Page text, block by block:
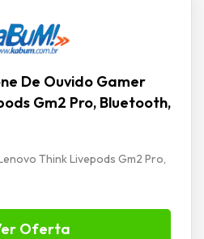
De Ouvido Gamer
Gm2 Pro, Bluetooth,
Think Livepods Gm2 Pro,
Oferta